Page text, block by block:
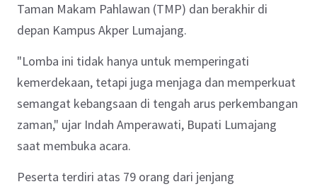
Taman Makam Pahlawan (TMP) dan berakhir di
depan Kampus Akper Lumajang.
"Lomba ini tidak hanya untuk memperingati
kemerdekaan, tetapi juga menjaga dan memperkuat
semangat kebangsaan di tengah arus perkembangan
zaman," ujar Indah Amperawati, Bupati Lumajang
saat membuka acara.
Peserta terdiri atas 79 orang dari jenjang